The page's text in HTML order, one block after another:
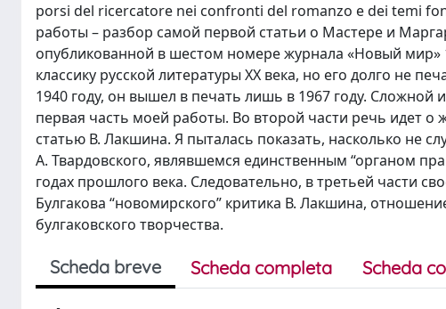
porsi del ricercatore nei confronti del romanzo e dei temi
работы – разбор самой первой статьи о Мастере и
опубликованной в шестом номере журнала «Новый мир»
классику русской литературы ХХ века, но его долго не
1940 году, он вышел в печать лишь в 1967 году.
первая часть моей работы. Во второй части речь идет
статью В. Лакшина. Я пыталась показать, насколько не
А. Твардовского, являвшемся единственным “органом
годах прошлого века. Следовательно, в третьей части
Булгакова “новомирского” критика В. Лакшина,
булгаковского творчества.
Scheda breve Scheda completa Scheda